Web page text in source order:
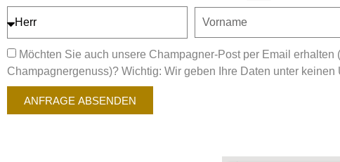
Möchten Sie auch unsere Champagner-Post per Email
Champagnergenuss)? Wichtig: Wir geben Ihre Daten unter
ANFRAGE ABSENDEN